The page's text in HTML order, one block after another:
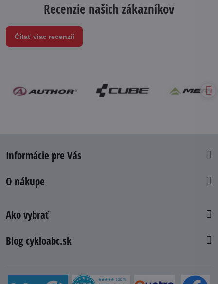
Recenzie našich zákazníkov
Čítať viac recenzií
Informácie pre Vás
O nákupe
Ako vybrať
Blog cykloabc.sk